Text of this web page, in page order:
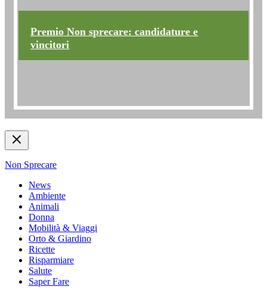
Premio Non sprecare: candidature e
vincitori
Non Sprecare
News
Ambiente
Animali
Donna
Mobilità & Viaggi
Orto & Giardino
Ricette
Risparmiare
Salute
Saper Fare